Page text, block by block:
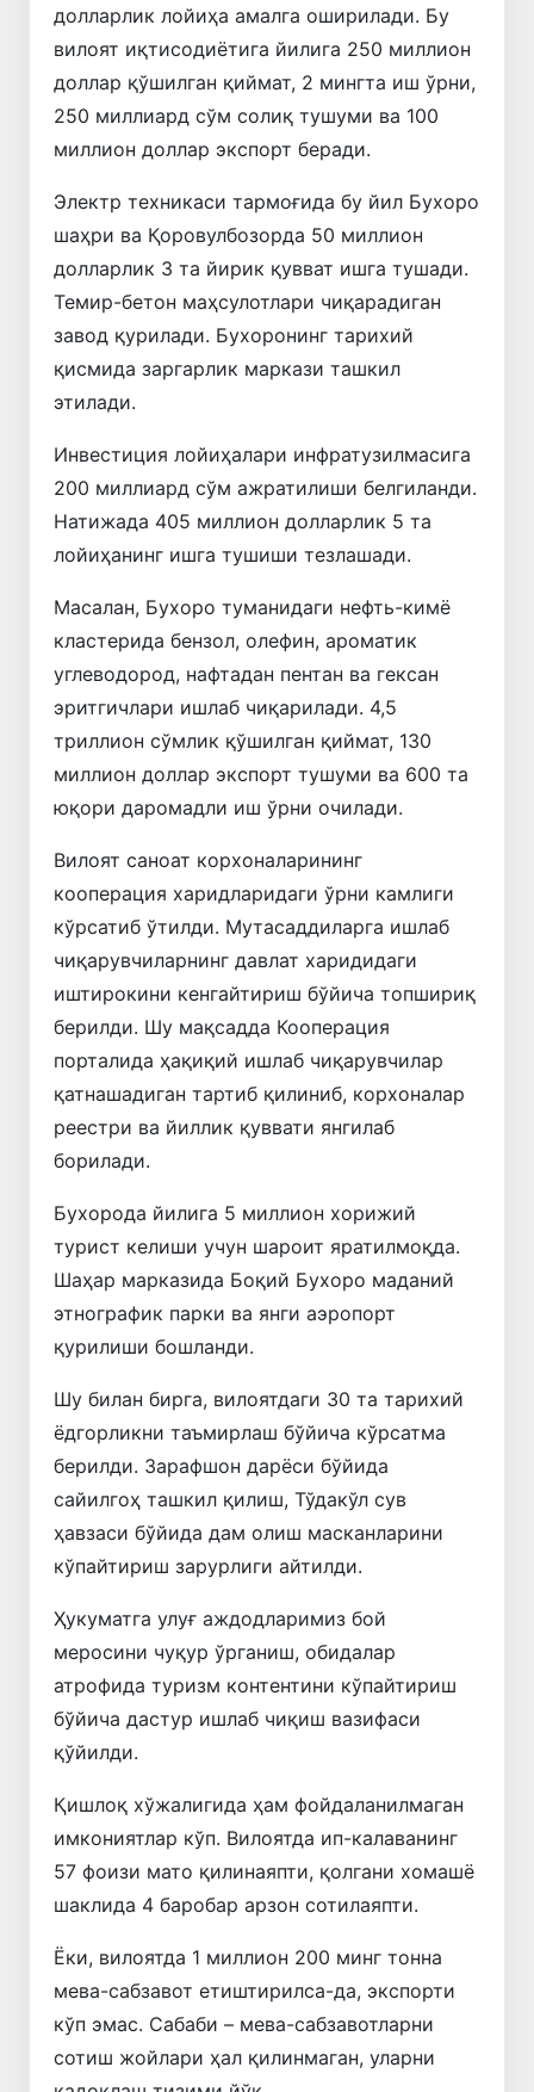
долларлик лойиҳа амалга оширилади. Бу
вилоят иқтисодиётига йилига 250 миллион
доллар қўшилган қиймат, 2 мингта иш ўрни,
250 миллиард сўм солиқ тушуми ва 100
миллион доллар экспорт беради.
Электр техникаси тармоғида бу йил Бухоро
шаҳри ва Қоровулбозорда 50 миллион
долларлик 3 та йирик қувват ишга тушади.
Темир-бетон маҳсулотлари чиқарадиган
завод қурилади. Бухоронинг тарихий
қисмида заргарлик маркази ташкил
этилади.
Инвестиция лойиҳалари инфратузилмасига
200 миллиард сўм ажратилиши белгиланди.
Натижада 405 миллион долларлик 5 та
лойиҳанинг ишга тушиши тезлашади.
Масалан, Бухоро туманидаги нефть-кимё
кластерида бензол, олефин, ароматик
углеводород, нафтадан пентан ва гексан
эритгичлари ишлаб чиқарилади. 4,5
триллион сўмлик қўшилган қиймат, 130
миллион доллар экспорт тушуми ва 600 та
юқори даромадли иш ўрни очилади.
Вилоят саноат корхоналарининг
кооперация харидларидаги ўрни камлиги
кўрсатиб ўтилди. Мутасаддиларга ишлаб
чиқарувчиларнинг давлат харидидаги
иштирокини кенгайтириш бўйича топшириқ
берилди. Шу мақсадда Кооперация
порталида ҳақиқий ишлаб чиқарувчилар
қатнашадиган тартиб қилиниб, корхоналар
реестри ва йиллик қуввати янгилаб
борилади.
Бухорода йилига 5 миллион хорижий
турист келиши учун шароит яратилмоқда.
Шаҳар марказида Боқий Бухоро маданий
этнографик парки ва янги аэропорт
қурилиши бошланди.
Шу билан бирга, вилоятдаги 30 та тарихий
ёдгорликни таъмирлаш бўйича кўрсатма
берилди. Зарафшон дарёси бўйида
сайилгоҳ ташкил қилиш, Тўдакўл сув
ҳавзаси бўйида дам олиш масканларини
кўпайтириш зарурлиги айтилди.
Ҳукуматга улуғ аждодларимиз бой
меросини чуқур ўрганиш, обидалар
атрофида туризм контентини кўпайтириш
бўйича дастур ишлаб чиқиш вазифаси
қўйилди.
Қишлоқ хўжалигида ҳам фойдаланилмаган
имкониятлар кўп. Вилоятда ип-калаванинг
57 фоизи мато қилинаяпти, қолгани хомашё
шаклида 4 баробар арзон сотилаяпти.
Ёки, вилоятда 1 миллион 200 минг тонна
мева-сабзавот етиштирилса-да, экспорти
кўп эмас. Сабаби – мева-сабзавотларни
сотиш жойлари ҳал қилинмаган, уларни